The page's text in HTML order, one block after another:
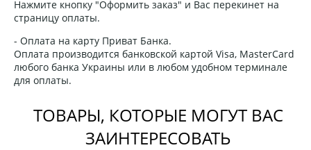
Нажмите кнопку "Оформить заказ" и Вас перекинет на
страницу оплаты.
- Оплата на карту Приват Банка.
Оплата производится банковской картой Visa, MasterCard
любого банка Украины или в любом удобном терминале
для оплаты.
ТОВАРЫ, КОТОРЫЕ МОГУТ ВАС
ЗАИНТЕРЕСОВАТЬ